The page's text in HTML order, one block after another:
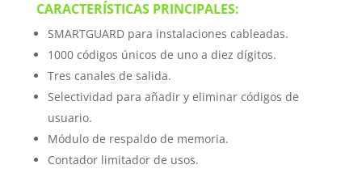
CARACTERÍSTICAS PRINCIPALES:
SMARTGUARD para instalaciones cableadas.
1000 códigos únicos de uno a diez dígitos.
Tres canales de salida.
Selectividad para añadir y eliminar códigos de
usuario.
Módulo de respaldo de memoria.
Contador limitador de usos.